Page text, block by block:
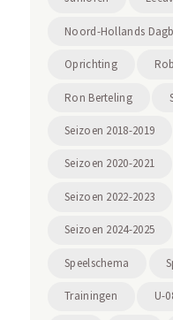
Noord-Hollands
Oprichting
Ron Berteling
Seizoen 2018-2019
Seizoen 2020-2021
Seizoen 2022-2023
Seizoen 2024-2025
Speelschema
Trainingen U-